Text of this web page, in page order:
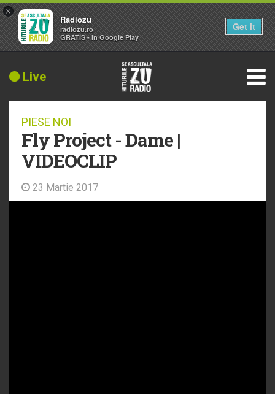
Live
PIESE NOI
Fly Project - Dame |
VIDEOCLIP
23 Martie 2017
×
Radiozu
radiozu.ro
GRATIS - In Google Play
Get it